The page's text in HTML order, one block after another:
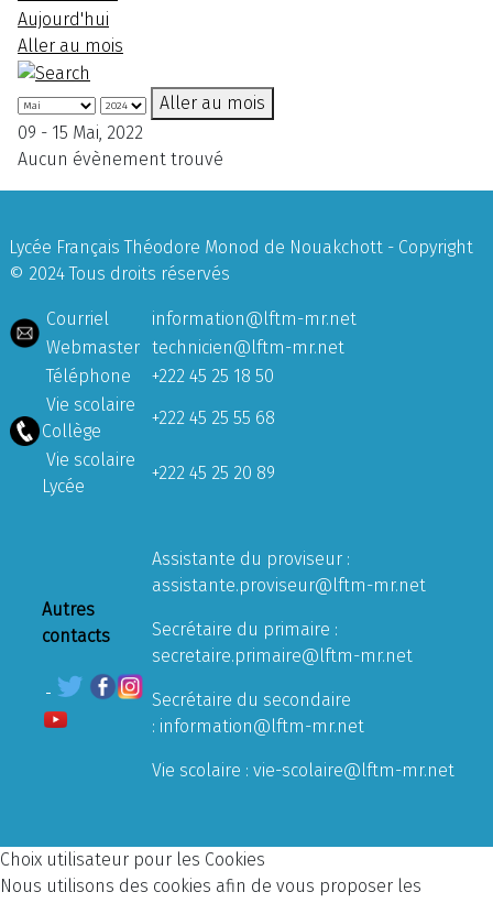
Aujourd'hui
Aller au mois
Aller au mois
09 - 15 Mai, 2022
Aucun évènement trouvé
Lycée Français Théodore Monod de Nouakchott - Copyright
© 2024 Tous droits réservés
Courriel
information@lftm-mr.net
Webmaster technicien@lftm-mr.net
Téléphone
+222 45 25 18 50
Vie scolaire
Collège
+222 45 25 55 68
Vie scolaire
Lycée
+222 45 25 20 89
Autres
contacts
Assistante du proviseur :
assistante.proviseur@lftm-mr.net
Secrétaire du primaire :
secretaire.primaire@lftm-mr.net
Secrétaire du secondaire
: information@lftm-mr.net
Vie scolaire : vie-scolaire@lftm-mr.net
Choix utilisateur pour les Cookies
Nous utilisons des cookies afin de vous proposer les